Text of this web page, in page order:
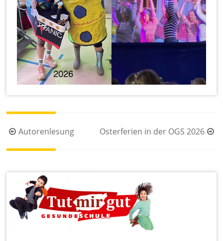
Beitragsnavigation
Autorenlesung Osterferien in der OGS 2026